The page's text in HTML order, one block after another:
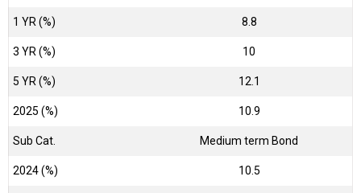
1 YR (%) 8.8
3 YR (%) 10
5 YR (%) 12.1
2025 (%) 10.9
Sub Cat. Medium term Bond
2024 (%) 10.5